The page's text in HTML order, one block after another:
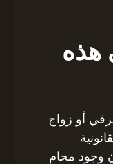
هذه
أو زواج
وجود محامٍ